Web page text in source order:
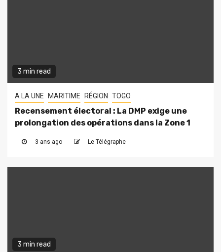
3 min read
A LA UNE MARITIME RÉGION TOGO
Recensement électoral : La DMP exige une
prolongation des opérations dans la Zone 1
3 ans ago Le Télégraphe
3 min read